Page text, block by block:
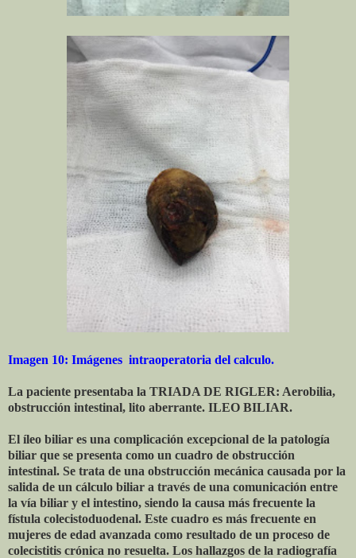
Imagen 10: Imágenes intraoperatoria del calculo.
La paciente presentaba la TRIADA DE RIGLER: Aerobilia,
obstrucción intestinal, lito aberrante. ILEO BILIAR.
El íleo biliar es una complicación excepcional de la patología
biliar que se presenta como un cuadro de obstrucción
intestinal. Se trata de una obstrucción mecánica causada por la
salida de un cálculo biliar a través de una comunicación entre
la vía biliar y el intestino, siendo la causa más frecuente la
fístula colecistoduodenal. Este cuadro es más frecuente en
mujeres de edad avanzada como resultado de un proceso de
colecistitis crónica no resuelta. Los hallazgos de la radiografía